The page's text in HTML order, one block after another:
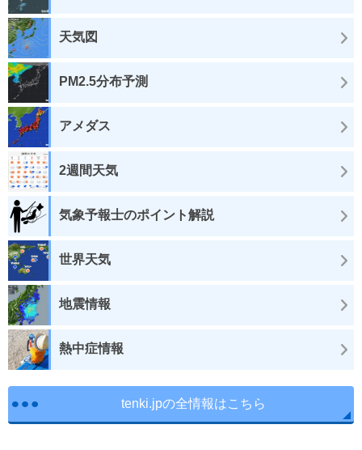
天気図
PM2.5分布予測
アメダス
2週間天気
気象予報士のポイント解説
世界天気
地震情報
熱中症情報
tenki.jpの全情報はこちら